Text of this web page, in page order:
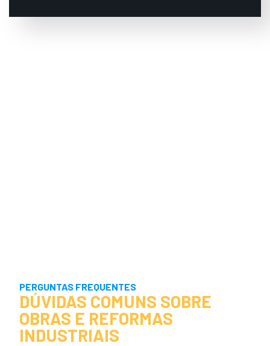
PERGUNTAS FREQUENTES
DÚVIDAS COMUNS SOBRE
OBRAS E REFORMAS
INDUSTRIAIS